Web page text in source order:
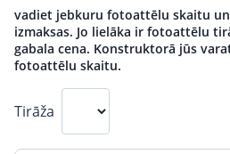
vadiet jebkuru fotoattēlu skaitu
izmaksas. Jo lielāka ir fotoattēlu
gabala cena. Konstruktorā jūs
fotoattēlu skaitu.
Tirāža